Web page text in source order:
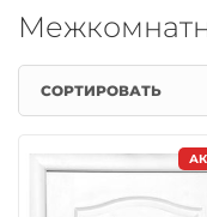
СОРТИРОВАТЬ